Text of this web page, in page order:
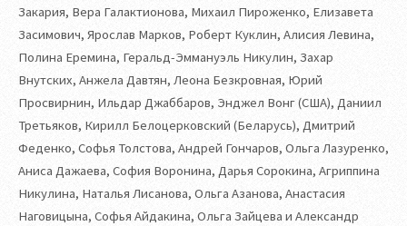
Закария, Вера Галактионова, Михаил Пироженко, Елизавета
Засимович, Ярослав Марков, Роберт Куклин, Алисия Левина,
Полина Еремина, Геральд-Эммануэль Никулин, Захар
Внутских, Анжела Давтян, Леона Безкровная, Юрий
Просвирнин, Ильдар Джаббаров, Энджел Вонг (США), Даниил
Третьяков, Кирилл Белоцерковский (Беларусь), Дмитрий
Феденко, Софья Толстова, Андрей Гончаров, Ольга Лазуренко,
Аниса Дажаева, София Воронина, Дарья Сорокина, Агриппина
Никулина, Наталья Лисанова, Ольга Азанова, Анастасия
Наговицына, Софья Айдакина, Ольга Зайцева и Александр